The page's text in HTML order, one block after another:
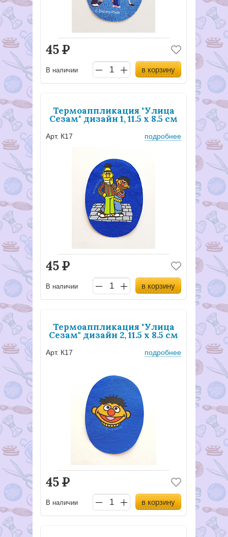
45Р
В наличии в корзину
Термоаппликация "Улица
Сезам" дизайн 1, 11.5 х 8.5 см
Арт. К17 подробнее
45Р
В наличии в корзину
Термоаппликация "Улица
Сезам" дизайн 2, 11.5 х 8.5 см
Арт. К17 подробнее
45Р
В наличии в корзину